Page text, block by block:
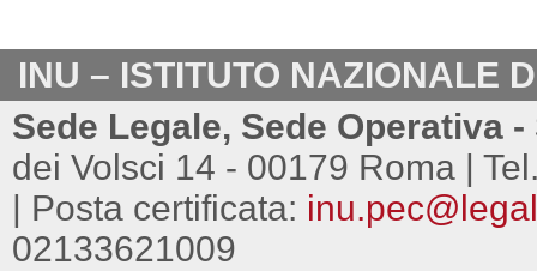
INU – ISTITUTO NAZIONALE
Sede Legale, Sede Operativa
dei Volsci 14 - 00179 Roma |
| Posta certificata:
02133621009